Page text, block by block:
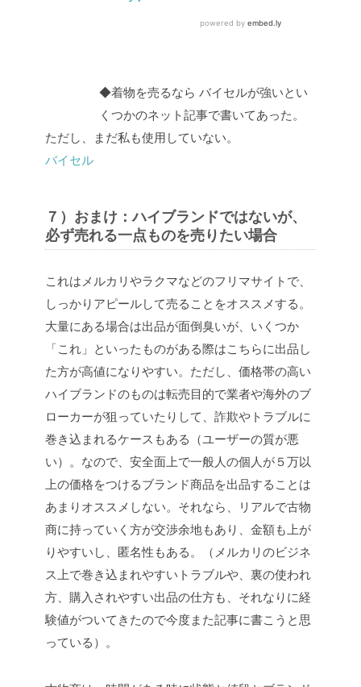
◆着物を売るなら バイセルが強いとい
くつかのネット記事で書いてあった。
ただし、まだ私も使用していない。
バイセル
７）おまけ：ハイブランドではないが、
必ず売れる一点ものを売りたい場合
これはメルカリやラクマなどのフリマサイトで、
しっかりアピールして売ることをオススメする。
大量にある場合は出品が面倒臭いが、いくつか
「これ」といったものがある際はこちらに出品し
た方が高値になりやすい。ただし、価格帯の高い
ハイブランドのものは転売目的で業者や海外のブ
ローカーが狙っていたりして、詐欺やトラブルに
巻き込まれるケースもある（ユーザーの質が悪
い）。なので、安全面上で一般人の個人が５万以
上の価格をつけるブランド商品を出品することは
あまりオススメしない。それなら、リアルで古物
商に持っていく方が交渉余地もあり、金額も上が
りやすいし、匿名性もある。（メルカリのビジネ
ス上で巻き込まれやすいトラブルや、裏の使われ
方、購入されやすい出品の仕方も、それなりに経
験値がついてきたので今度また記事に書こうと思
っている）。